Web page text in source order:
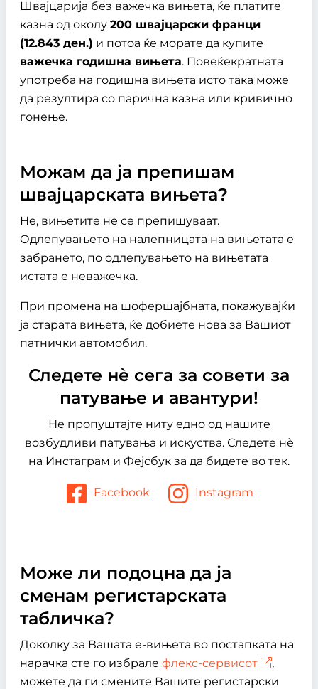
Швајцарија без важечка вињета, ќе платите
казна од околу 200 швајцарски франци
(12.843 ден.) и потоа ќе морате да купите
важечка годишна вињета. Повеќекратната
употреба на годишна вињета исто така може
да резултира со парична казна или кривично
гонење.
Можам да ја препишам
швајцарската вињета?
Не, вињетите не се препишуваат.
Одлепувањето на налепницата на вињетата е
забрането, по одлепувањето на вињетата
истата е неважечка.
При промена на шофершајбната, покажувајќи
ја старата вињета, ќе добиете нова за Вашиот
патнички автомобил.
Следете нѐ сега за совети за
патување и авантури!
Не пропуштајте ниту едно од нашите
возбудливи патувања и искуства. Следете нѐ
на Инстаграм и Фејсбук за да бидете во тек.
Facebook Instagram
Може ли подоцна да ја
сменам регистарската
табличка?
Доколку за Вашата е-вињета во постапката на
нарачка сте го избрале флекс-сервисот
,
можете да ги смените Вашите регистарски